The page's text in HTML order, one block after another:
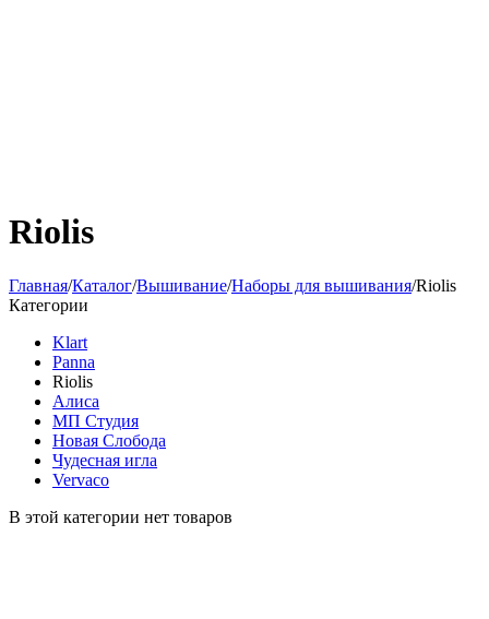
Riolis
Главная/Каталог/Вышивание/Наборы для вышивания/Riolis
Категории
Klart
Panna
Riolis
Алиса
МП Студия
Новая Слобода
Чудесная игла
Vervaco
В этой категории нет товаров